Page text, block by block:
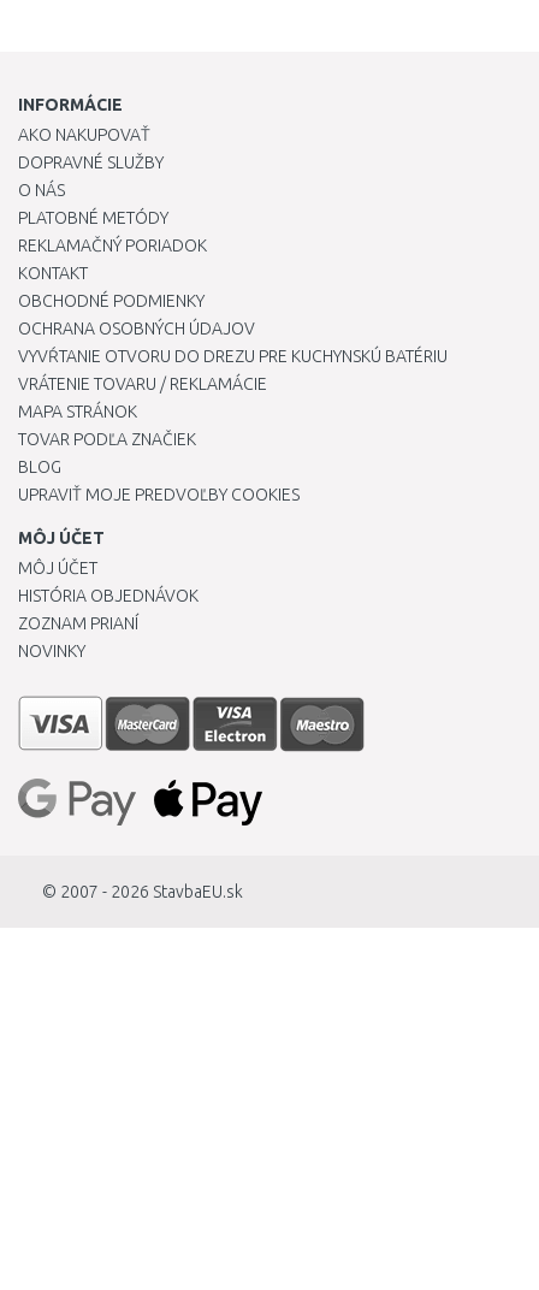
INFORMÁCIE
AKO NAKUPOVAŤ
DOPRAVNÉ SLUŽBY
O NÁS
PLATOBNÉ METÓDY
REKLAMAČNÝ PORIADOK
KONTAKT
OBCHODNÉ PODMIENKY
OCHRANA OSOBNÝCH ÚDAJOV
VYVŔTANIE OTVORU DO DREZU PRE KUCHYNSKÚ BATÉRIU
VRÁTENIE TOVARU / REKLAMÁCIE
MAPA STRÁNOK
TOVAR PODĽA ZNAČIEK
BLOG
UPRAVIŤ MOJE PREDVOĽBY COOKIES
MÔJ ÚČET
MÔJ ÚČET
HISTÓRIA OBJEDNÁVOK
ZOZNAM PRIANÍ
NOVINKY
© 2007 - 2026 StavbaEU.sk